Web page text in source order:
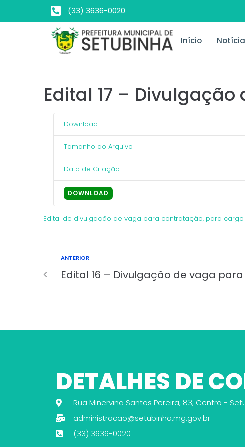
(33) 3636-0020
Início
Edital 17 –
Download
Tamanho do Arquivo
Data de Criação
DOWNLOAD
Edital de divulgação de vaga para contratação, para cargo
ANTERIOR
Edital 16 – Divulgação de vaga
DETALHES DE
Rua Minervina Santos Pereira, 83, Centro -
administracao@setubinha.mg.gov.br
(33) 3636-0020